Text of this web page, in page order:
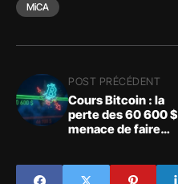
MiCA
POST PRÉCÉDENT
Cours Bitcoin : la
perte des 60 600 $
menace de faire